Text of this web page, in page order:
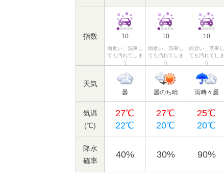
指数 10
雨近い、洗車し
ても汚れてしま
う
10
雨近い、洗車し
ても汚れてしま
う
10
雨近い、洗車し
ても汚れてしま
う
天気
曇 曇のち晴 雨時々曇
気温
(℃)
27℃
22℃
27℃
20℃
25℃
20℃
降水
確率
40% 30% 90%